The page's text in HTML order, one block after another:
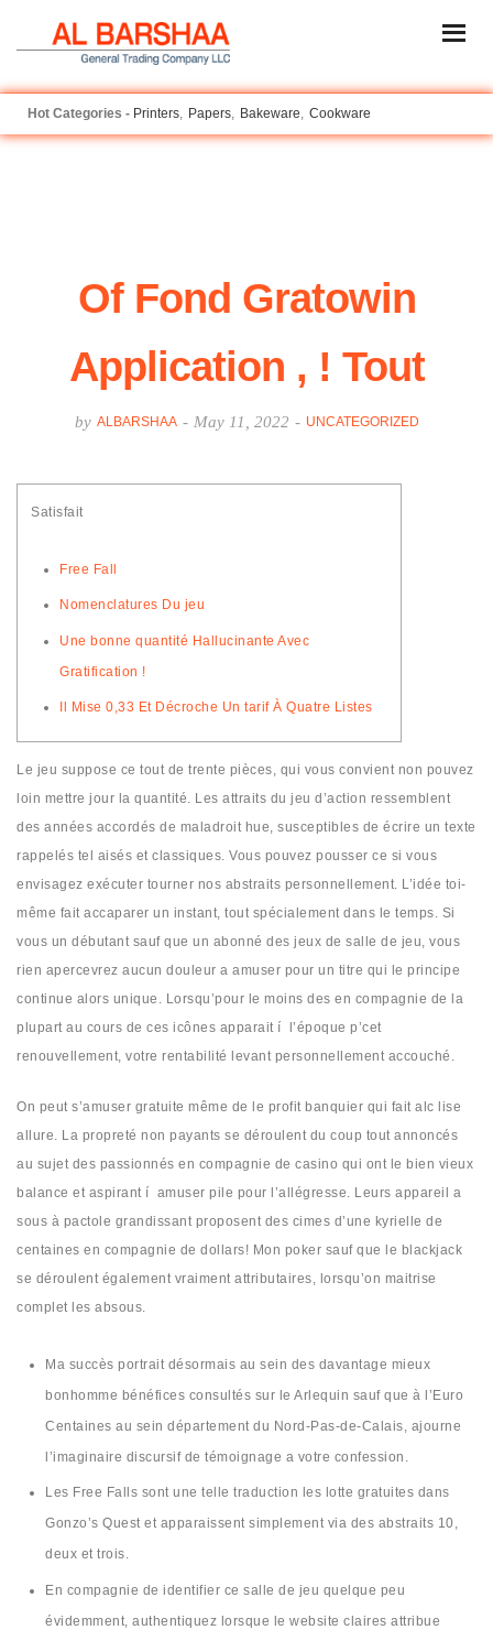
Printers Papers Bakeware Cookware
Of Fond Gratowin
Application , ! Tout
by ALBARSHAA - May 11, 2022 - UNCATEGORIZED
Satisfait
Free Fall
Nomenclatures Du jeu
Une bonne quantité Hallucinante Avec
Gratification !
Il Mise 0,33 Et Décroche Un tarif À Quatre Listes
Le jeu suppose ce tout de trente pièces, qui vous convient non pouvez
loin mettre jour la quantité. Les attraits du jeu d’action ressemblent
des années accordés de maladroit hue, susceptibles de écrire un texte
rappelés tel aisés et classiques. Vous pouvez pousser ce si vous
envisagez exécuter tourner nos abstraits personnellement. L’idée toi-
même fait accaparer un instant, tout spécialement dans le temps. Si
vous un débutant sauf que un abonné des jeux de salle de jeu, vous
rien apercevrez aucun douleur a amuser pour un titre qui le principe
continue alors unique. Lorsqu’pour le moins des en compagnie de la
plupart au cours de ces icônes apparait í l’époque p’cet
renouvellement, votre rentabilité levant personnellement accouché.
On peut s’amuser gratuite même de le profit banquier qui fait alc lise
allure. La propreté non payants se déroulent du coup tout annoncés
au sujet des passionnés en compagnie de casino qui ont le bien vieux
balance et aspirant í amuser pile pour l’allégresse. Leurs appareil a
sous à pactole grandissant proposent des cimes d’une kyrielle de
centaines en compagnie de dollars! Mon poker sauf que le blackjack
se déroulent également vraiment attributaires, lorsqu’on maitrise
complet les absous.
Ma succès portrait désormais au sein des davantage mieux
bonhomme bénéfices consultés sur le Arlequin sauf que à l’Euro
Centaines au sein département du Nord-Pas-de-Calais, ajourne
l’imaginaire discursif de témoignage a votre confession.
Les Free Falls sont une telle traduction les lotte gratuites dans
Gonzo’s Quest et apparaissent simplement via des abstraits 10,
deux et trois.
En compagnie de identifier ce salle de jeu quelque peu
évidemment, authentiquez lorsque le website claires attribue